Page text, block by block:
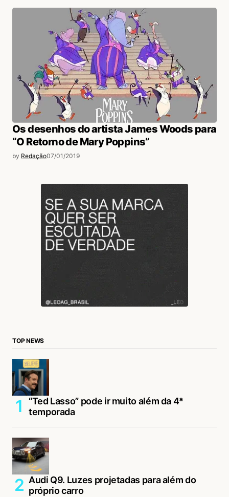
Os desenhos do artista James Woods para
“O Retorno de Mary Poppins”
by Redação07/01/2019
TOP NEWS
“Ted Lasso” pode ir muito além da 4ª
temporada
Audi Q9. Luzes projetadas para além do
próprio carro